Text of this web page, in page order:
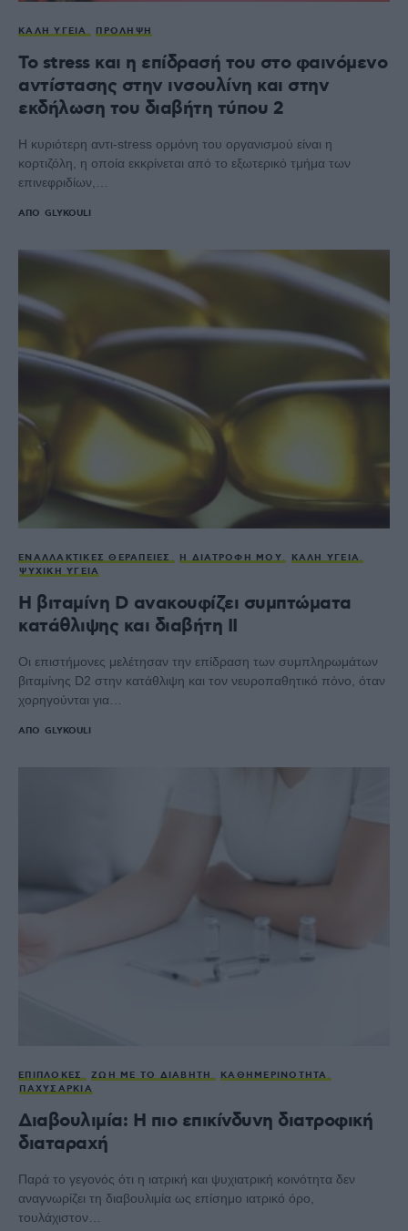
ΚΑΛΉ ΥΓΕΊΑ ΠΡΌΛΗΨΗ
Το stress και η επίδρασή του στο φαινόμενο
αντίστασης στην ινσουλίνη και στην
εκδήλωση του διαβήτη τύπου 2
Η κυριότερη αντι-stress ορμόνη του οργανισμού είναι η
κορτιζόλη, η οποία εκκρίνεται από το εξωτερικό τμήμα των
επινεφριδίων,…
ΑΠΌ GLYKOULI
ΕΝΑΛΛΑΚΤΙΚΈΣ ΘΕΡΑΠΕΊΕΣ Η ΔΙΑΤΡΟΦΉ ΜΟΥ
ΚΑΛΉ ΥΓΕΊΑ
ΨΥΧΙΚΉ ΥΓΕΊΑ
Η βιταμίνη D ανακουφίζει συμπτώματα
κατάθλιψης και διαβήτη ΙΙ
Οι επιστήμονες μελέτησαν την επίδραση των συμπληρωμάτων
βιταμίνης D2 στην κατάθλιψη και τον νευροπαθητικό πόνο, όταν
χορηγούνται για…
ΑΠΌ GLYKOULI
ΕΠΙΠΛΟΚΈΣ ΖΩΉ ΜΕ ΤΟ ΔΙΑΒΉΤΗ
ΚΑΘΗΜΕΡΙΝΌΤΗΤΑ
ΠΑΧΥΣΑΡΚΊΑ
Διαβουλιμία: Η πιο επικίνδυνη διατροφική
διαταραχή
Παρά το γεγονός ότι η ιατρική και ψυχιατρική κοινότητα δεν
αναγνωρίζει τη διαβουλιμία ως επίσημο ιατρικό όρο,
τουλάχιστον…